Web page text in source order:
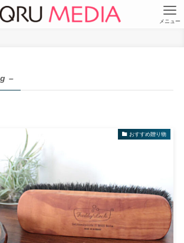
メニュー
–
おすすめ贈り物